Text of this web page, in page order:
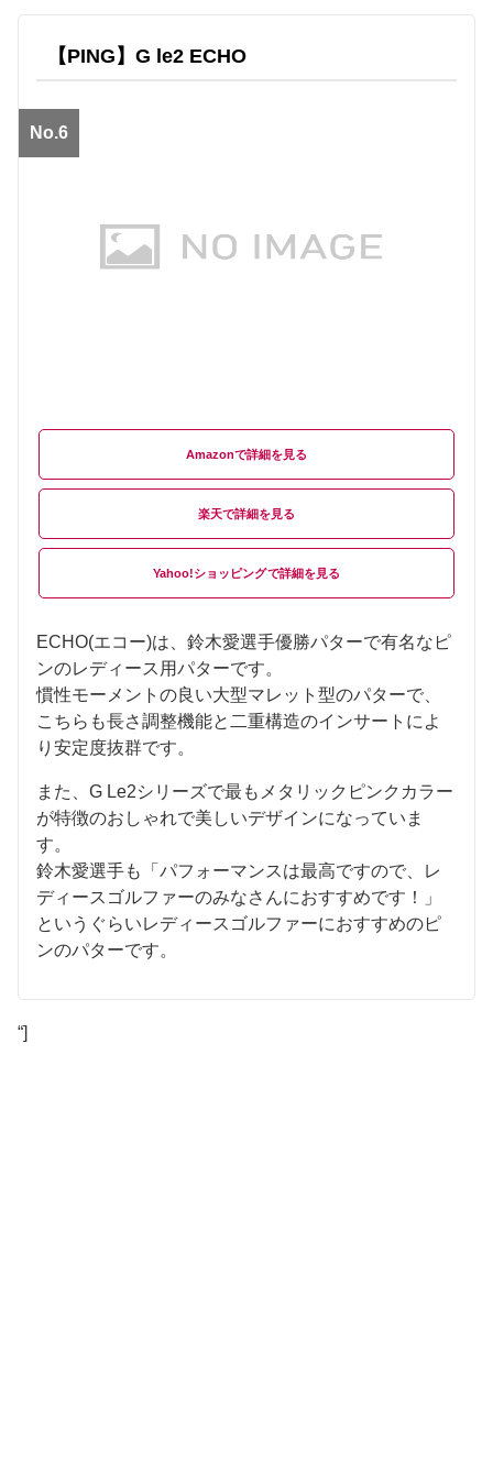
【PING】G le2 ECHO
No.6
Amazon
楽天
Yahoo!ショッピング
ECHO(エコー)は、鈴木愛選手優勝パターで有名なピ
ンのレディース用パターです。
慣性モーメントの良い大型マレット型のパターで、
こちらも長さ調整機能と二重構造のインサートによ
り安定度抜群です。
また、G Le2シリーズで最もメタリックピンクカラー
が特徴のおしゃれで美しいデザインになっていま
す。
鈴木愛選手も「パフォーマンスは最高ですので、レ
ディースゴルファーのみなさんにおすすめです！」
というぐらいレディースゴルファーにおすすめのピ
ンのパターです。
“]